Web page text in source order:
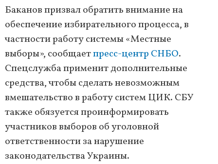
Баканов призвал обратить внимание на
обеспечение избирательного процесса, в
частности работу системы «Местные
выборы», сообщаетпресс-центр СНБО.
Спецслужба применит дополнительные
средства, чтобы сделать невозможным
вмешательство в работу систем ЦИК. СБУ
также обязуется проинформировать
участников выборов об уголовной
ответственности за нарушение
законодательства Украины.